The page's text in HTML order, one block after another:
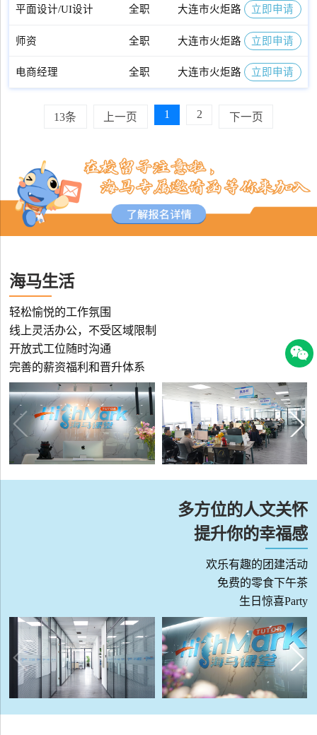
平面设计/UI设计 全职 大连市火炬路 立即申请
师资 全职 大连市火炬路 立即申请
电商经理 全职 大连市火炬路 立即申请
13条 上一页 1 2 下一页
海马生活
轻松愉悦的工作氛围
线上灵活办公，不受区域限制
开放式工位随时沟通
完善的薪资福利和晋升体系
多方位的人文关怀
提升你的幸福感
欢乐有趣的团建活动
免费的零食下午茶
生日惊喜Party